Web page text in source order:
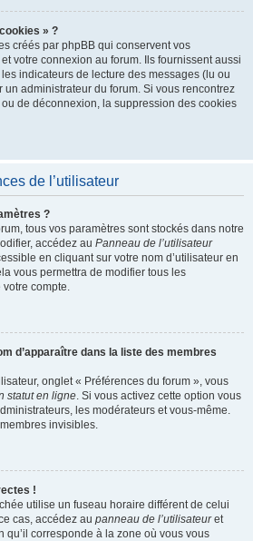
» ?
créés par phpBB qui conservent vos
votre connexion au forum. Ils fournissent aussi
indicateurs de lecture des messages (lu ou
un administrateur du forum. Si vous rencontrez
de déconnexion, la suppression des cookies
de l’utilisateur
?
tous vos paramètres sont stockés dans notre
accédez au Panneau de l’utilisateur
en cliquant sur votre nom d’utilisateur en
vous permettra de modifier tous les
compte.
d’apparaître dans la liste des membres
onglet « Préférences du forum », vous
statut en ligne. Si vous activez cette option vous
les modérateurs et vous-même.
invisibles.
!
utilise un fuseau horaire différent de celui
cas, accédez au panneau de l’utilisateuret
qu’il corresponde à la zone où vous vous